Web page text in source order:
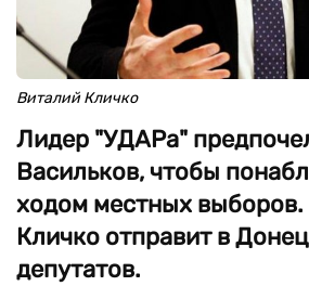
Виталий Кличко
Лидер "УДАРа"
Васильков, чтобы
ходом местных выборов.
Кличко отправит в
депутатов.